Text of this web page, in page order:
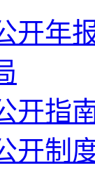
开年
开指
开制